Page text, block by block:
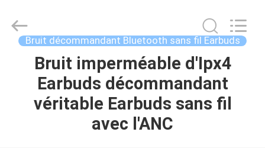
MAISON
PRODUITS
Electronic
Co.,Ltd.
Bruit décommandant Bluetooth sans fil Earbuds
Bruit imperméable d'Ipx4
Earbuds décommandant
véritable Earbuds sans fil
avec l'ANC